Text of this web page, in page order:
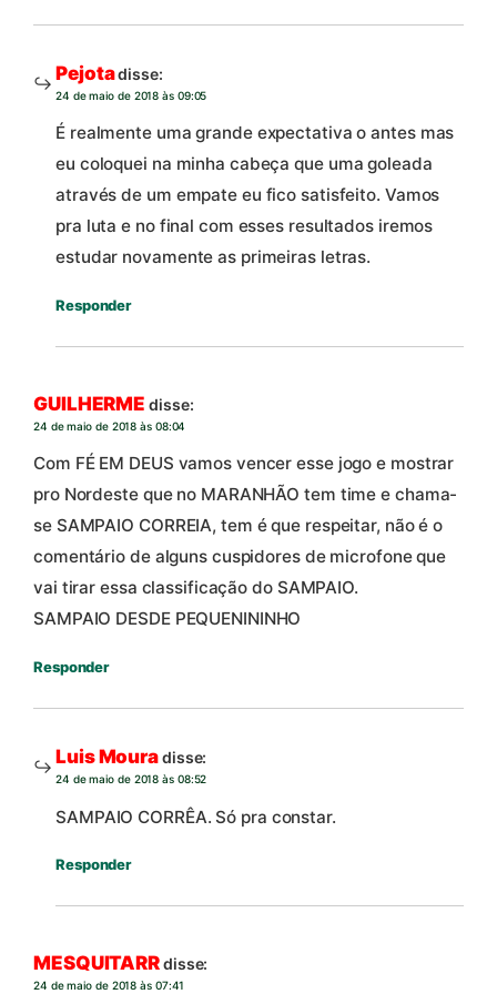
Pejotadisse:
24 de maio de 2018 às 09:05
É realmente uma grande expectativa o antes mas
eu coloquei na minha cabeça que uma goleada
através de um empate eu fico satisfeito. Vamos
pra luta e no final com esses resultados iremos
estudar novamente as primeiras letras.
Responder
GUILHERME disse:
24 de maio de 2018 às 08:04
Com FÉ EM DEUS vamos vencer esse jogo e mostrar
pro Nordeste que no MARANHÃO tem time e chama-
se SAMPAIO CORREIA, tem é que respeitar, não é o
comentário de alguns cuspidores de microfone que
vai tirar essa classificação do SAMPAIO.
SAMPAIO DESDE PEQUENININHO
Responder
Luis Mouradisse:
24 de maio de 2018 às 08:52
SAMPAIO CORRÊA. Só pra constar.
Responder
MESQUITARRdisse:
24 de maio de 2018 às 07:41